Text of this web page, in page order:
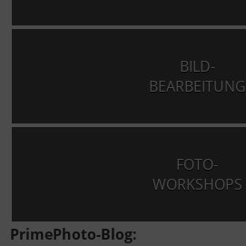
BILD-
BEARBEITUNG
FOTO-
WORKSHOPS
PrimePhoto-Blog: